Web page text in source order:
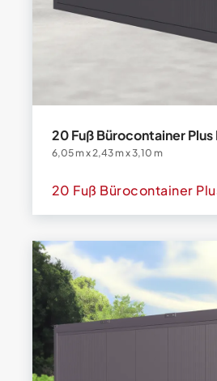
20 Fuß Bürocontainer Plus
6,05 m x 2,43 m x 3,10 m
20 Fuß Bürocontainer